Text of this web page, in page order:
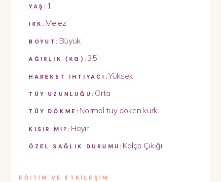
YAŞ: 1
IRK: Melez
BOYUT: Büyük
AĞIRLIK (KG): 35
HAREKET İHTİYACI: Yüksek
TÜY UZUNLUĞU: Orta
TÜY DÖKME: Normal tüy döken kürk
KISIR MI?: Hayır
ÖZEL SAĞLIK DURUMU: Kalça Çıkığı
EĞİTİM VE ETKİLEŞİM